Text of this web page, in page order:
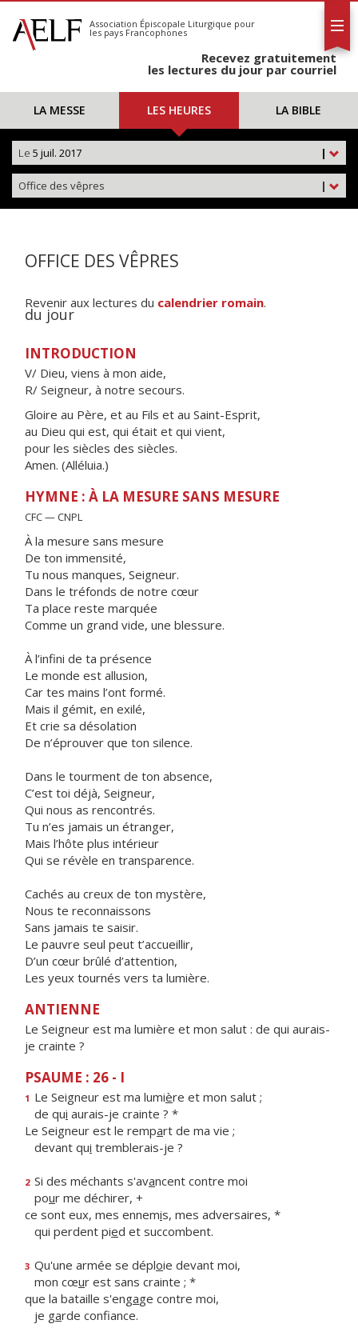
S'abonner
Calendrier
Association Épiscopale Liturgique pour
les pays Francophones
Recevez gratuitement
les lectures du jour par courriel
LA MESSE LES HEURES LA BIBLE
|
Le 5 juil. 2017
|
Office des vêpres
OFFICE DES VÊPRES
Revenir aux lectures du calendrier romain.
du jour
INTRODUCTION
V/ Dieu, viens à mon aide,
R/ Seigneur, à notre secours.
Gloire au Père, et au Fils et au Saint-Esprit,
au Dieu qui est, qui était et qui vient,
pour les siècles des siècles.
Amen. (Alléluia.)
HYMNE : À LA MESURE SANS MESURE
CFC — CNPL
À la mesure sans mesure
De ton immensité,
Tu nous manques, Seigneur.
Dans le tréfonds de notre cœur
Ta place reste marquée
Comme un grand vide, une blessure.
À l’infini de ta présence
Le monde est allusion,
Car tes mains l’ont formé.
Mais il gémit, en exilé,
Et crie sa désolation
De n’éprouver que ton silence.
Dans le tourment de ton absence,
C’est toi déjà, Seigneur,
Qui nous as rencontrés.
Tu n’es jamais un étranger,
Mais l’hôte plus intérieur
Qui se révèle en transparence.
Cachés au creux de ton mystère,
Nous te reconnaissons
Sans jamais te saisir.
Le pauvre seul peut t’accueillir,
D’un cœur brûlé d’attention,
Les yeux tournés vers ta lumière.
ANTIENNE
Le Seigneur est ma lumière et mon salut : de qui aurais-
je crainte ?
PSAUME : 26 - I
1 Le Seigneur est ma lumière et mon salut ;
de qui aurais-je crainte ? *
Le Seigneur est le rempart de ma vie ;
devant qui tremblerais-je ?
2 Si des méchants s'avancent contre moi
pour me déchirer, +
ce sont eux, mes ennemis, mes adversaires, *
qui perdent pied et succombent.
3 Qu'une armée se déploie devant moi,
mon cœur est sans crainte ; *
que la bataille s'engage contre moi,
je garde confiance.